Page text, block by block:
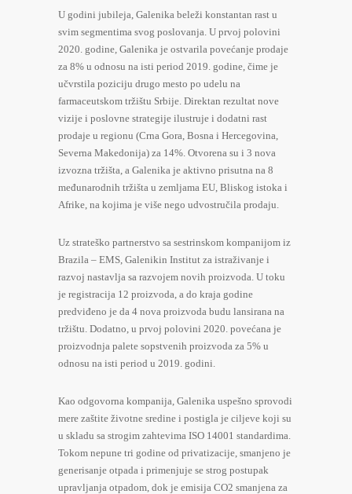
U godini jubileja, Galenika beleži konstantan rast u
svim segmentima svog poslovanja. U prvoj polovini
2020. godine, Galenika je ostvarila povećanje prodaje
za 8% u odnosu na isti period 2019. godine, čime je
učvrstila poziciju drugo mesto po udelu na
farmaceutskom tržištu Srbije. Direktan rezultat nove
vizije i poslovne strategije ilustruje i dodatni rast
prodaje u regionu (Crna Gora, Bosna i Hercegovina,
Severna Makedonija) za 14%. Otvorena su i 3 nova
izvozna tržišta, a Galenika je aktivno prisutna na 8
međunarodnih tržišta u zemljama EU, Bliskog istoka i
Afrike, na kojima je više nego udvostručila prodaju.
Uz strateško partnerstvo sa sestrinskom kompanijom iz
Brazila – EMS, Galenikin Institut za istraživanje i
razvoj nastavlja sa razvojem novih proizvoda. U toku
je registracija 12 proizvoda, a do kraja godine
predviđeno je da 4 nova proizvoda budu lansirana na
tržištu. Dodatno, u prvoj polovini 2020. povećana je
proizvodnja palete sopstvenih proizvoda za 5% u
odnosu na isti period u 2019. godini.
Kao odgovorna kompanija, Galenika uspešno sprovodi
mere zaštite životne sredine i postigla je ciljeve koji su
u skladu sa strogim zahtevima ISO 14001 standardima.
Tokom nepune tri godine od privatizacije, smanjeno je
generisanje otpada i primenjuje se strog postupak
upravljanja otpadom, dok je emisija CO2 smanjena za